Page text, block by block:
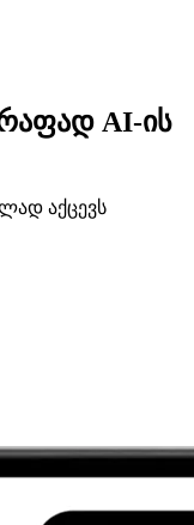
AI-ის
აქცევს